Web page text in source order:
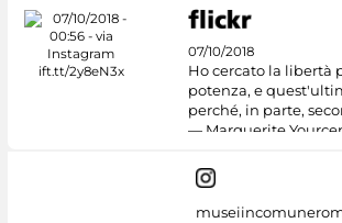
07/10/2018
Ho cercato la libertà
potenza, e
perché, in parte,
— Marguerite